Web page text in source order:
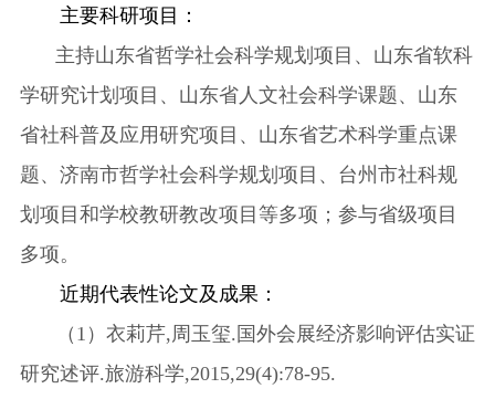
主要科研项目：
主持山东省哲学社会科学规划项目、山东省软科
学研究计划项目、山东省人文社会科学课题、山东
省社科普及应用研究项目、山东省艺术科学重点课
题、济南市哲学社会科学规划项目、台州市社科规
划项目和学校教研教改项目等多项；参与省级项目
多项。
近期代表性论文及成果：
（ 1）衣莉芹,周玉玺.国外会展经济影响评估实证
研究述评.旅游科学,2015,29(4):78-95.